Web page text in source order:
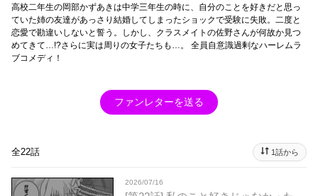
高校二年生の岡部かずあきは中学三年生の時に、自分のことを好きだと思っ
ていた姉の友達があっさり結婚してしまったショックで受験に失敗。二度と
恋愛で勘違いしないと誓う。しかし、クラスメイトの佐野さんが何故か見つ
めてきて…!?さらに実は周りの女子たちも…。 全員自意識過剰なハーレムラ
ブコメディ！
ファンレターを送る
全22話 1話から
2026/07/16